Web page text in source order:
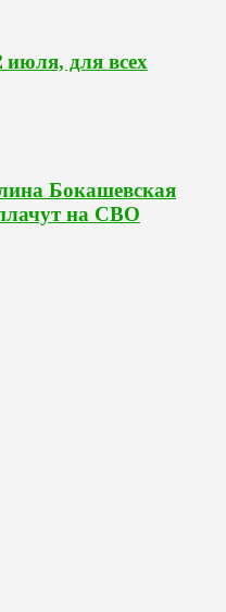
июля, для всех
Бокашевская
на СВО